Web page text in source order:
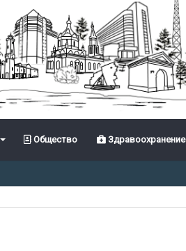
Общество Здравоохранение